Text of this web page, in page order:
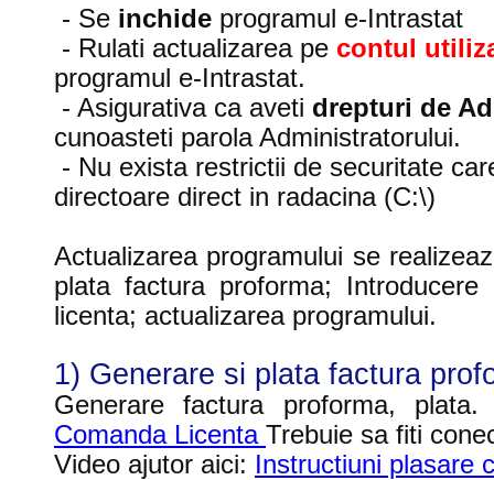
- Se inchide programul e-Intrastat
- Rulati actualizarea pe contul
programul e-Intrastat.
- Asigurativa ca aveti drepturi de
cunoasteti parola Administratorului.
- Nu exista restrictii de securitate
directoare direct in radacina (C:\)
Actualizarea programului se
plata factura proforma;
licenta; actualizarea programului.
1) Generare si plata factura
Generare factura proforma,
Comanda Licenta Trebuie sa fiti
Video ajutor aici: Instructiuni plasare